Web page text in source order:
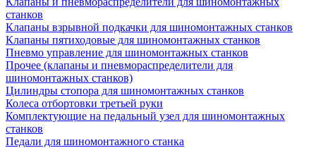
станков
Клапаны взрывной подкачки для шиномонтажных станков
Клапаны пятиходовые для шиномонтажных станков
Пневмо управление для шиномонтажных станков
Прочее (клапаны и пневмораспределители для
шиномонтажных станков)
Цилиндры стопора для шиномонтажных станков
Колеса отбортовки третьей руки
Комплектующие на педальный узел для шиномонтажных
станков
Педали для шиномонтажного станка